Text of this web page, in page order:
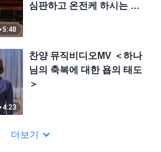
5:48
심판하고 온전케 하시는 하
4:23
찬양 뮤직비디오MV ＜하나
님의 축복에 대한 욥의 태도
＞
더보기